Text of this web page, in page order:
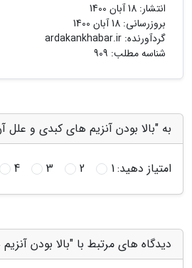
انتشار: 18 آبان 1400
بروزرسانی: 18 آبان 1400
گردآورنده: ardakankhabar.ir
شناسه مطلب: 909
به "بالا بودن آنزیم های کبدی و علل
امتیاز دهید:1
2
3
4
دیدگاه های مرتبط با "بالا بودن